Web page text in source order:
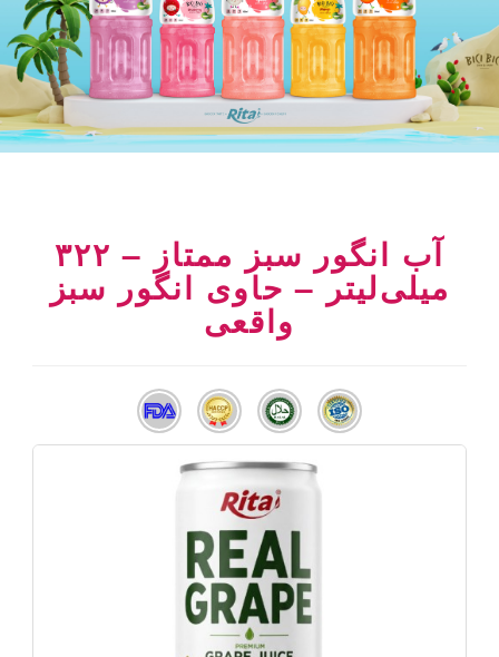
آب انگور سبز ممتاز – ۳۲۲
میلی‌لیتر – حاوی انگور سبز
واقعی